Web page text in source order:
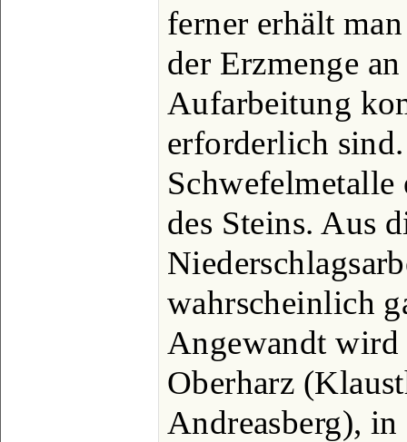
ferner erhält
der Erzmenge
Aufarbeitung
erforderlich
des Steins. Aus
wahrscheinlich
Angewandt wird
Oberharz
Andreasberg),